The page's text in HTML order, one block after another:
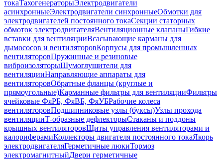
токаТахогенераторыЭлектродвигатели
асинхронныеЭлектродвигатели синхронныеОбмотки для
электродвигателей постоянного токаСекции статорных
обмоток электродвигателяВентиляционные клапаныГибкие
вставки для вентиляцииВсасывающие карманы для
дымососов и вентиляторовКорпусы для промышленных
вентиляторовПружинные и резиновые
виброизоляторыШумоглушители для
вентиляцииНаправляющие аппараты для
вентиляторовОбратные фланцы (круглые и
прямоугольные)Карманные фильтры для вентиляцииФильтры
ячейковые ФяРБ, ФяВБ, ФяУБРабочие колеса
вентиляторовПодшипниковые узлы (буксы)Узлы прохода
вентиляцииТ-образные дефлекторыСтаканы и поддоны
крышных вентиляторовЩиты управления вентиляторами и
калориферамиКоллекторы двигателя постоянного токаЯкорь
электродвигателяГерметичные люкиТормоз
электромагнитныйДвери герметичные